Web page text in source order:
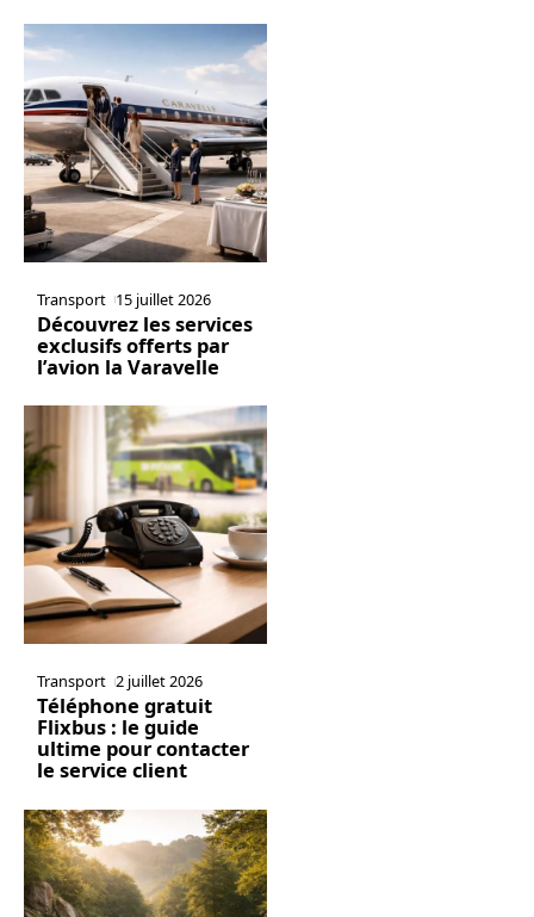
Transport 15 juillet 2026
Découvrez les services
exclusifs offerts par
l’avion la Varavelle
Transport 2 juillet 2026
Téléphone gratuit
Flixbus : le guide
ultime pour contacter
le service client